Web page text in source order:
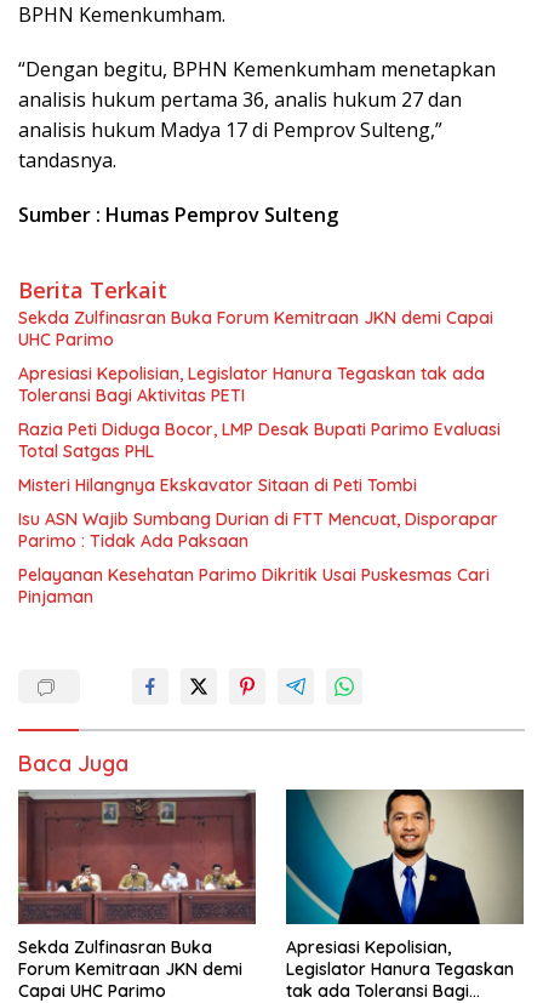
BPHN Kemenkumham.
“Dengan begitu, BPHN Kemenkumham menetapkan
analisis hukum pertama 36, analis hukum 27 dan
analisis hukum Madya 17 di Pemprov Sulteng,”
tandasnya.
Sumber : Humas Pemprov Sulteng
Berita Terkait
Sekda Zulfinasran Buka Forum Kemitraan JKN demi Capai
UHC Parimo
Apresiasi Kepolisian, Legislator Hanura Tegaskan tak ada
Toleransi Bagi Aktivitas PETI
Razia Peti Diduga Bocor, LMP Desak Bupati Parimo Evaluasi
Total Satgas PHL
Misteri Hilangnya Ekskavator Sitaan di Peti Tombi
Isu ASN Wajib Sumbang Durian di FTT Mencuat, Disporapar
Parimo : Tidak Ada Paksaan
Pelayanan Kesehatan Parimo Dikritik Usai Puskesmas Cari
Pinjaman
Baca Juga
Sekda Zulfinasran Buka
Forum Kemitraan JKN demi
Capai UHC Parimo
Apresiasi Kepolisian,
Legislator Hanura Tegaskan
tak ada Toleransi Bagi